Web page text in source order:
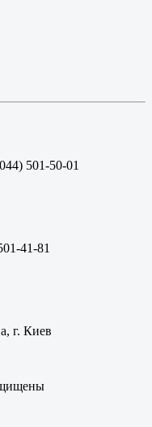
501-50-01
41-81
г. Киев